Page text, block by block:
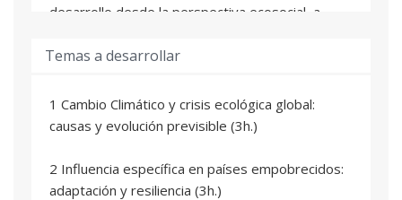
desarrollo desde la perspectiva ecosocial, a
a la reflexión en clase en la medida que la
normativa COVID nos lo permita.
Temas a desarrollar
1 Cambio Climático y crisis ecológica global:
causas y evolución previsible (3h.)
2 Influencia específica en países empobrecidos:
adaptación y resiliencia (3h.)